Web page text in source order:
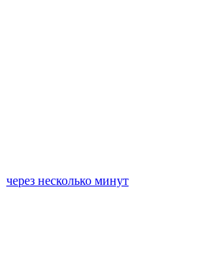
через несколько минут